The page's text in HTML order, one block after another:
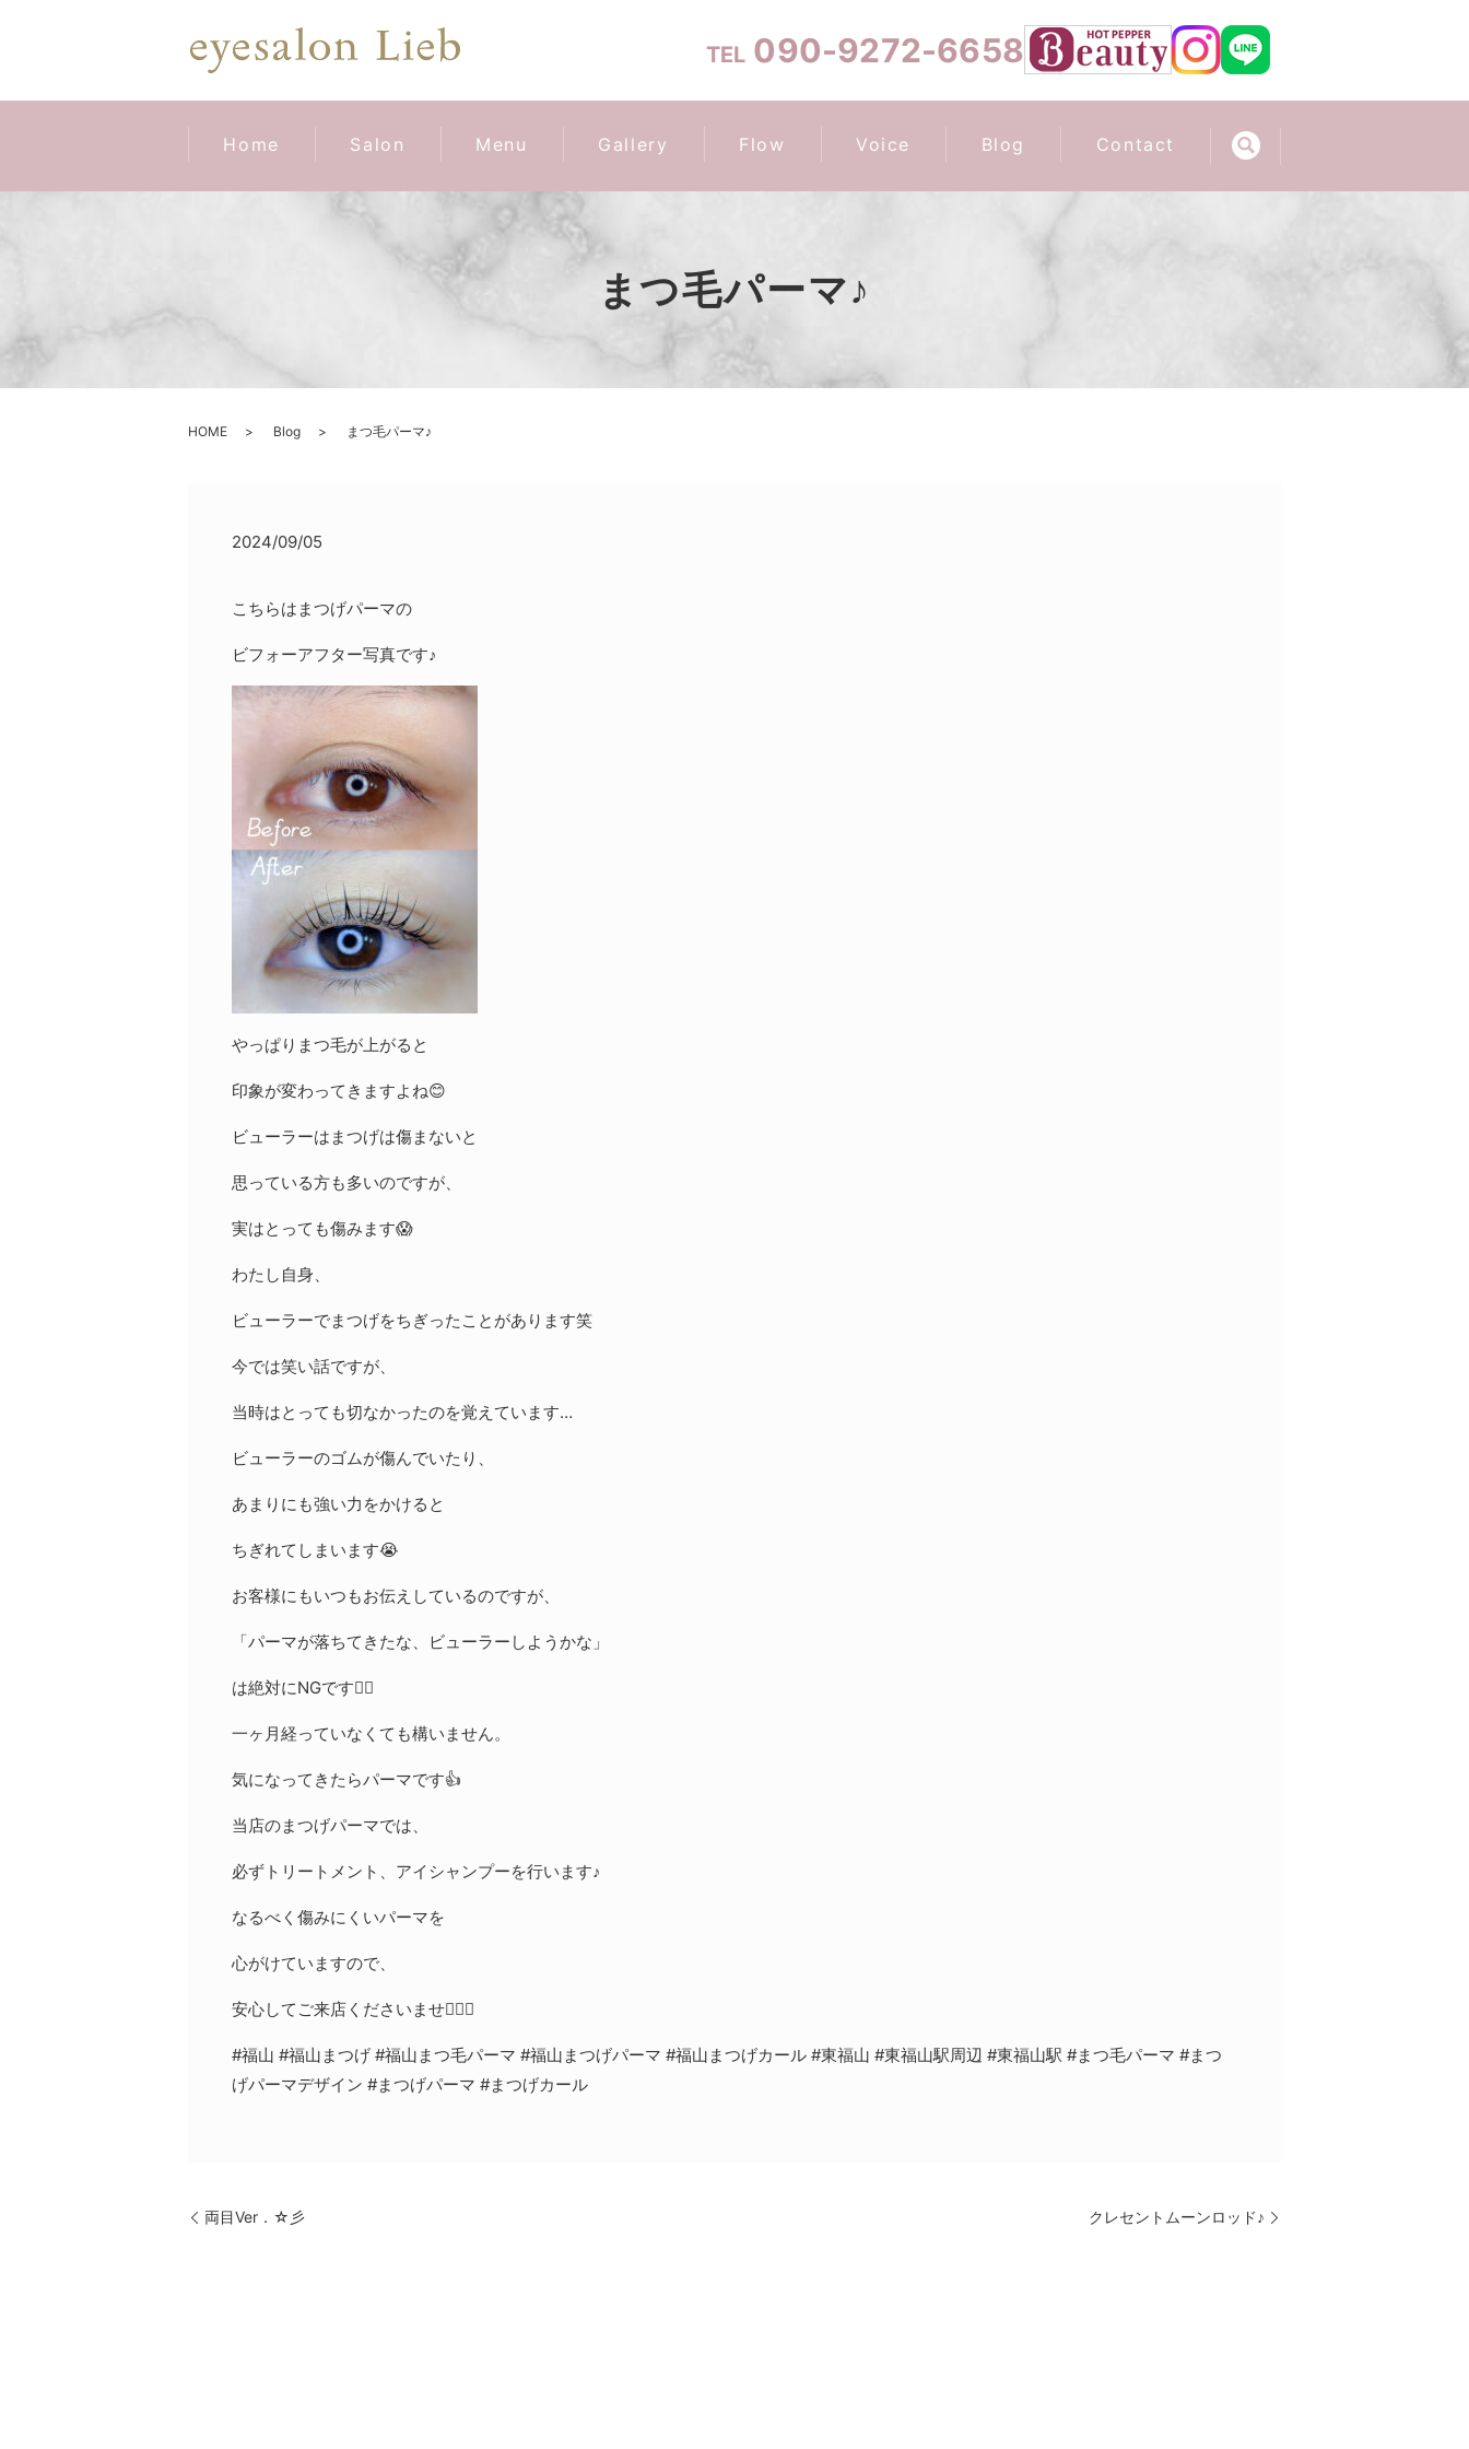
TEL 090-9272-6658
Home Salon Menu Gallery Flow Voice Blog Contact
まつ毛パーマ♪
HOME Blog まつ毛パーマ♪
2024/09/05
こちらはまつげパーマの
ビフォーアフター写真です♪
やっぱりまつ毛が上がると
印象が変わってきますよね😊
ビューラーはまつげは傷まないと
思っている方も多いのですが、
実はとっても傷みます😱
わたし自身、
ビューラーでまつげをちぎったことがあります笑
今では笑い話ですが、
当時はとっても切なかったのを覚えています…
ビューラーのゴムが傷んでいたり、
あまりにも強い力をかけると
ちぎれてしまいます😭
お客様にもいつもお伝えしているのですが、
「パーマが落ちてきたな、ビューラーしようかな」
は絶対にNGです🙅‍♀️
一ヶ月経っていなくても構いません。
気になってきたらパーマです👍
当店のまつげパーマでは、
必ずトリートメント、アイシャンプーを行います♪
なるべく傷みにくいパーマを
心がけていますので、
安心してご来店くださいませ💁‍♀️✨
#福山 #福山まつげ #福山まつ毛パーマ #福山まつげパーマ #福山まつげカール #東福山 #東福山駅周辺 #東福山駅 #まつ毛パーマ #まつ
げパーマデザイン #まつげパーマ #まつげカール
両目Ver．☆彡 クレセントムーンロッド♪